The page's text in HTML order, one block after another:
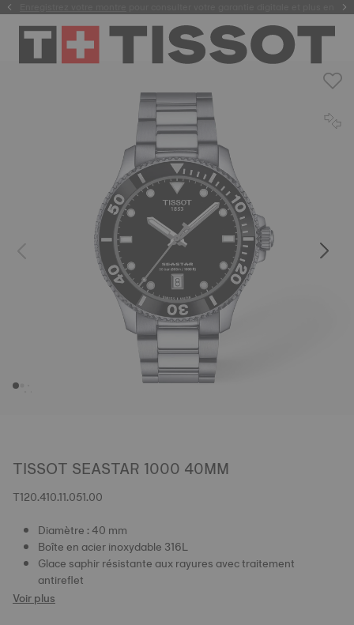
pour consulter votre garantie digitale et plus
TISSOT SEASTAR 1000 40MM
T120.410.11.051.00
Diamètre : 40 mm
Boîte en acier inoxydable 316L
Glace saphir résistante aux rayures avec traitement
antireflet
Voir plus